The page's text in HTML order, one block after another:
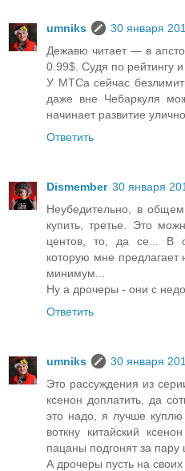
umniks
30 января
Дежавю читает — в
0.99$. Судя по рейтингу
У МТСа сейчас
даже вне Чебаркуля
начинает развитие
Ответить
Dismember 30 января
Неубедительно, в
купить, третье. Это
центов, то, да се... В
которую мне предлагает
минимум...
Ну а дрочеры - они с
Ответить
umniks
30 января
Это рассуждения из
ксенон доплатить, да
это надо, я лучше куплю
воткну китайский
пацаны подгонят за пару
А дрочеры пусть на